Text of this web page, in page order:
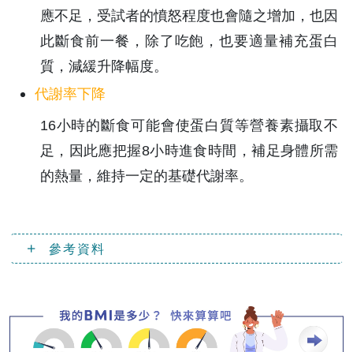
應不足，受試者的憤怒程度也會隨之增加，也因
此斷食前一餐，除了吃飽，也要適量補充蛋白
質，減緩升降幅度。
代謝率下降
16小時的斷食可能會使蛋白質等營養素攝取不
足，因此應把握8小時進食時間，補足身體所需
的熱量，維持一定的基礎代謝率。
參考資料